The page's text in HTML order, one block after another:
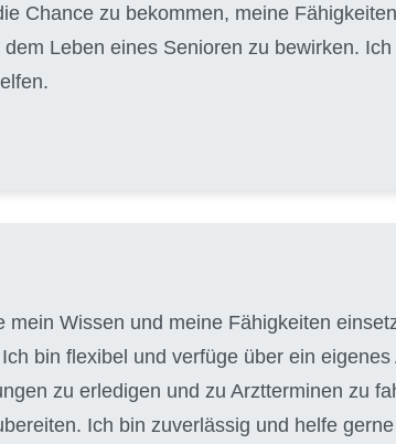
Chance zu bekommen, meine
Leben eines Senioren zu bewirken.
Wissen und meine Fähigkeiten
bin flexibel und verfüge über ein
zu erledigen und zu Arztterminen zu
Ich bin zuverlässig und helfe